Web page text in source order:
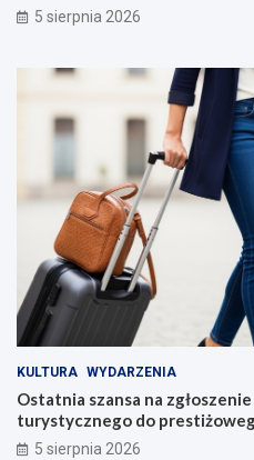
5 sierpnia 2026
KULTURA WYDARZENIA
Ostatnia szansa na
turystycznego do
5 sierpnia 2026